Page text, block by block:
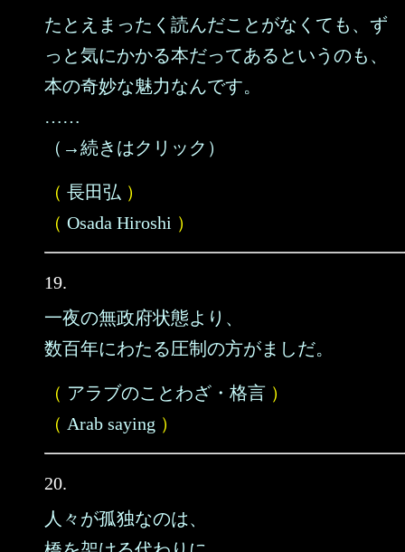
たとえまったく読んだことがなくても、ず
っと気にかかる本だってあるというのも、
本の奇妙な魅力なんです。
……
（→続きはクリック）
（ 長田弘 ）
（ Osada Hiroshi ）
19.
一夜の無政府状態より、
数百年にわたる圧制の方がましだ。
（ アラブのことわざ・格言 ）
（ Arab saying ）
20.
人々が孤独なのは、